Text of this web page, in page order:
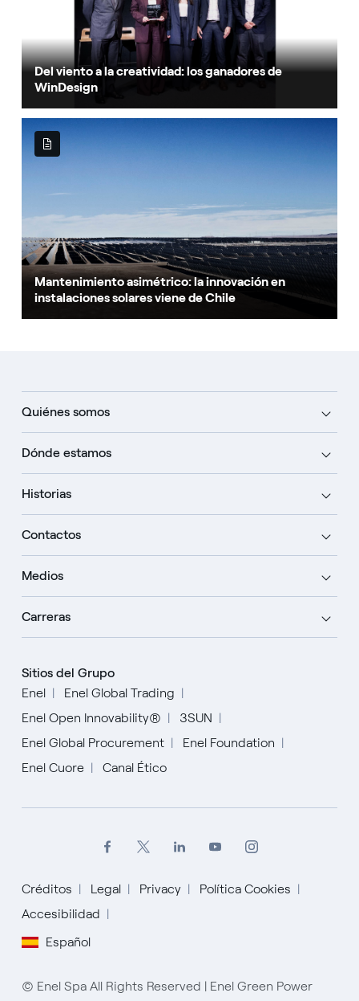
Del viento a la creatividad: los ganadores de
WinDesign
Mantenimiento asimétrico: la innovación en
instalaciones solares viene de Chile
Quiénes somos
Dónde estamos
Historias
Contactos
Medios
Carreras
Sitios del Grupo
Enel
Enel Global Trading
Enel Open Innovability®
3SUN
Enel Global Procurement
Enel Foundation
Enel Cuore
Canal Ético
Créditos Legal Privacy
Política Cookies
Accesibilidad
Español
English
Español
Italiano
© Enel Spa All Rights Reserved | Enel Green Power